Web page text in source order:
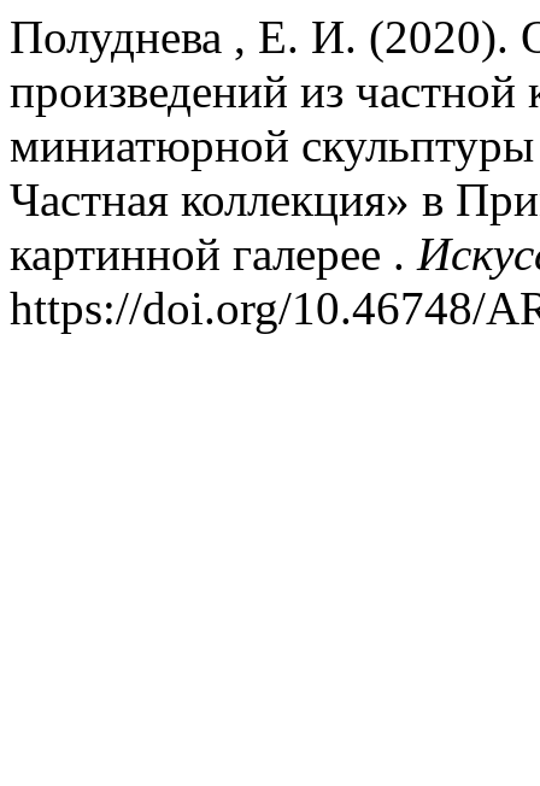
Полуднева , Е. И. (2020).
произведений из частной
миниатюрной
Частная коллекция» в
картинной галерее .
https://doi.org/10.46748/